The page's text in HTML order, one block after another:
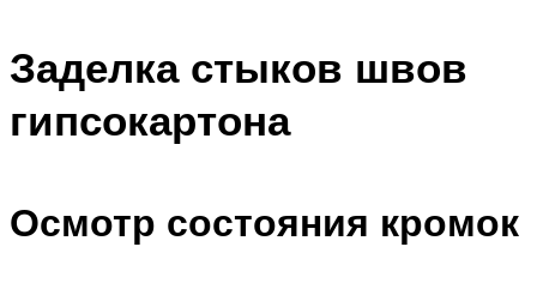
Заделка стыков швов
гипсокартона
Осмотр состояния кромок